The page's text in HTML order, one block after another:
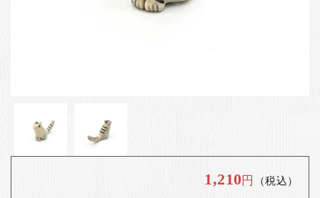
1,210円 （税込）